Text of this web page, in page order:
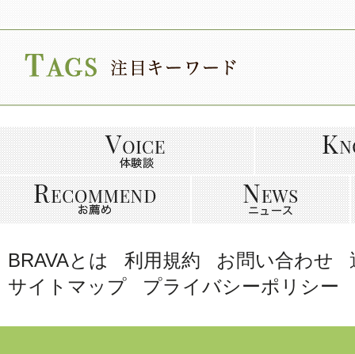
BRAVAとは 利用規約 お問い合わせ
サイトマップ
プライバシーポリシー